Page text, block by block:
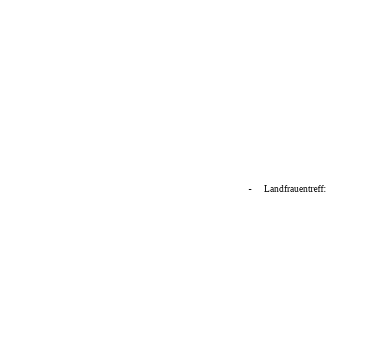
- Landfrauentreff: